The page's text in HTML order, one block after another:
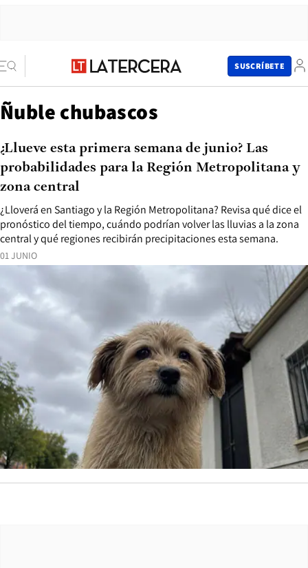
SUSCRÍBETE
Ñuble chubascos
01 JUNIO
¿Lloverá en Santiago y la Región Metropolitana? Revisa qué dice el
pronóstico del tiempo, cuándo podrían volver las lluvias a la zona
central y qué regiones recibirán precipitaciones esta semana.
¿Llueve esta primera semana de junio? Las
probabilidades para la Región Metropolitana y
zona central